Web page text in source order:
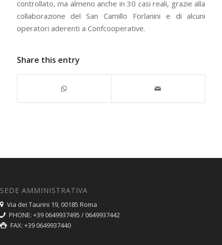
controllato, ma almeno anche in 30 casi reali, grazie alla
collaborazione del San Camillo Forlanini e di alcuni
operatori aderenti a Confcooperative.
Share this entry
SEDE AMMINISTRATIVA
Via dei Taurini 19, 00185 Roma
PHONE: +39 0649937495 / 0649937442
FAX: +39 0649937440